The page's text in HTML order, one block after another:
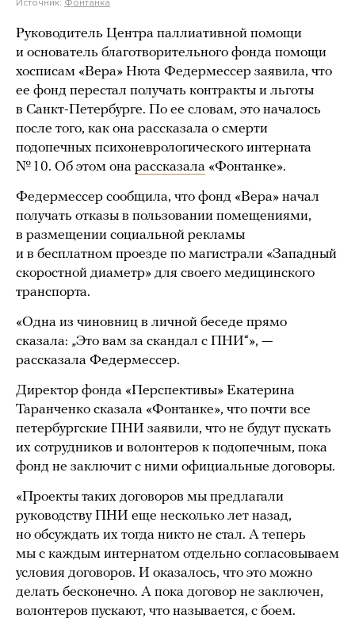
Источник: Фонтанка
Руководитель Центра паллиативной помощи
и основатель благотворительного фонда помощи
хосписам «Вера» Нюта Федермессер заявила, что
ее фонд перестал получать контракты и льготы
в Санкт-Петербурге. По ее словам, это началось
после того, как она рассказала о смерти
подопечных психоневрологического интерната
№ 10. Об этом она рассказала «Фонтанке».
Федермессер сообщила, что фонд «Вера» начал
получать отказы в пользовании помещениями,
в размещении социальной рекламы
и в бесплатном проезде по магистрали «Западный
скоростной диаметр» для своего медицинского
транспорта.
«Одна из чиновниц в личной беседе прямо
сказала: „Это вам за скандал с ПНИ“», —
рассказала Федермессер.
Директор фонда «Перспективы» Екатерина
Таранченко сказала «Фонтанке», что почти все
петербургские ПНИ заявили, что не будут пускать
их сотрудников и волонтеров к подопечным, пока
фонд не заключит с ними официальные договоры.
«Проекты таких договоров мы предлагали
руководству ПНИ еще несколько лет назад,
но обсуждать их тогда никто не стал. А теперь
мы с каждым интернатом отдельно согласовываем
условия договоров. И оказалось, что это можно
делать бесконечно. А пока договор не заключен,
волонтеров пускают, что называется, с боем.